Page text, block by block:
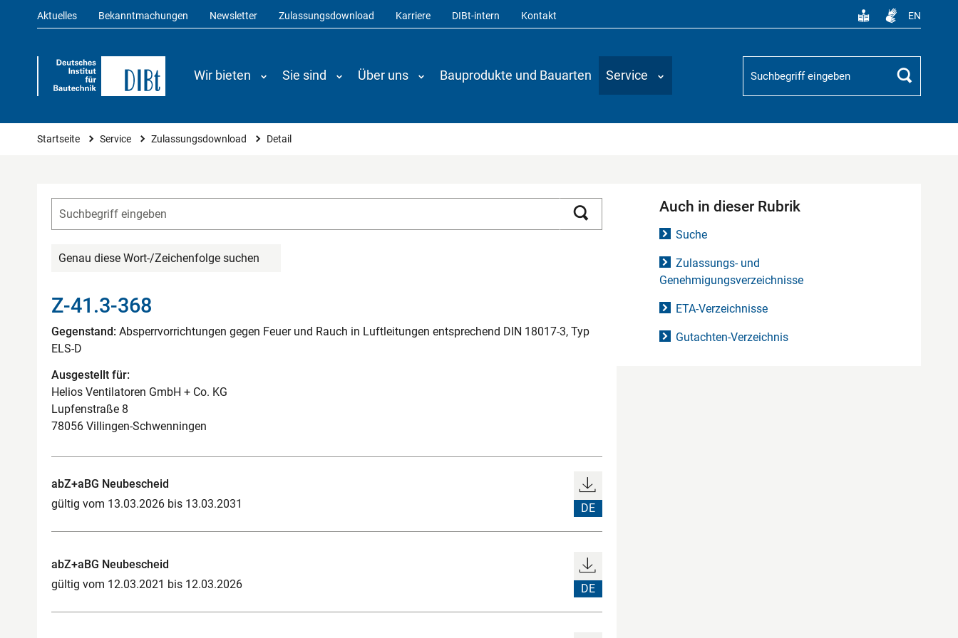
Aktuelles Bekanntmachungen Newsletter Zulassungsdownload Karriere DIBt-intern Kontakt EN
Wir bieten Sie sind Über uns Bauprodukte und Bauarten Service
Suchbegriff
Suchen
Sie sind hier
Startseite Service Zulassungsdownload Detail
Genau diese Wort-/Zeichenfolge suchen
Z-41.3-368
Gegenstand: Absperrvorrichtungen gegen Feuer und Rauch in Luftleitungen entsprechend DIN 18017-3, Typ
ELS-D
Ausgestellt für:
Helios Ventilatoren GmbH + Co. KG
Lupfenstraße 8
78056 Villingen-Schwenningen
abZ+aBG Neubescheid
gültig vom 13.03.2026 bis 13.03.2031
DE
abZ+aBG Neubescheid
gültig vom 12.03.2021 bis 12.03.2026
DE
Auch in dieser Rubrik
Suche
Zulassungs- und
Genehmigungsverzeichnisse
ETA-Verzeichnisse
Gutachten-Verzeichnis